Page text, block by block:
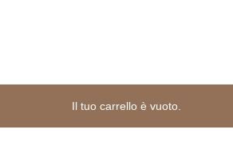
Il tuo carrello è vuoto.